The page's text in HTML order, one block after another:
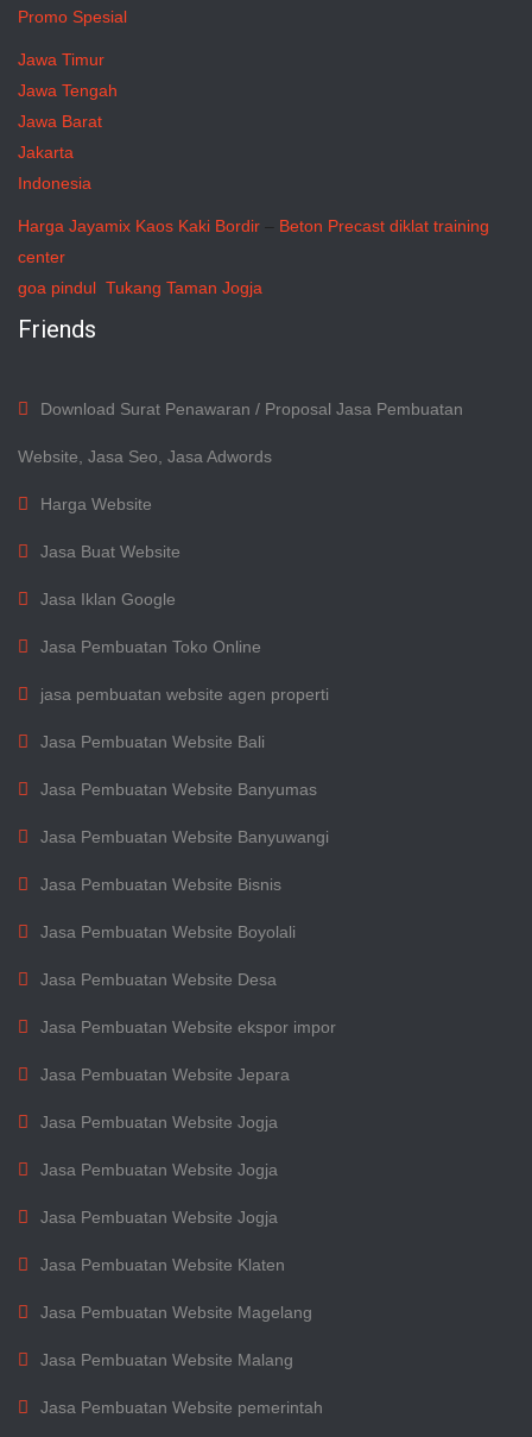
Promo Spesial
Jawa Timur
Jawa Tengah
Jawa Barat
Jakarta
Indonesia
Harga Jayamix Kaos Kaki Bordir – Beton Precast diklat training
center
goa pindul Tukang Taman Jogja
Friends
Download Surat Penawaran / Proposal Jasa Pembuatan
Website, Jasa Seo, Jasa Adwords
Harga Website
Jasa Buat Website
Jasa Iklan Google
Jasa Pembuatan Toko Online
jasa pembuatan website agen properti
Jasa Pembuatan Website Bali
Jasa Pembuatan Website Banyumas
Jasa Pembuatan Website Banyuwangi
Jasa Pembuatan Website Bisnis
Jasa Pembuatan Website Boyolali
Jasa Pembuatan Website Desa
Jasa Pembuatan Website ekspor impor
Jasa Pembuatan Website Jepara
Jasa Pembuatan Website Jogja
Jasa Pembuatan Website Jogja
Jasa Pembuatan Website Jogja
Jasa Pembuatan Website Klaten
Jasa Pembuatan Website Magelang
Jasa Pembuatan Website Malang
Jasa Pembuatan Website pemerintah